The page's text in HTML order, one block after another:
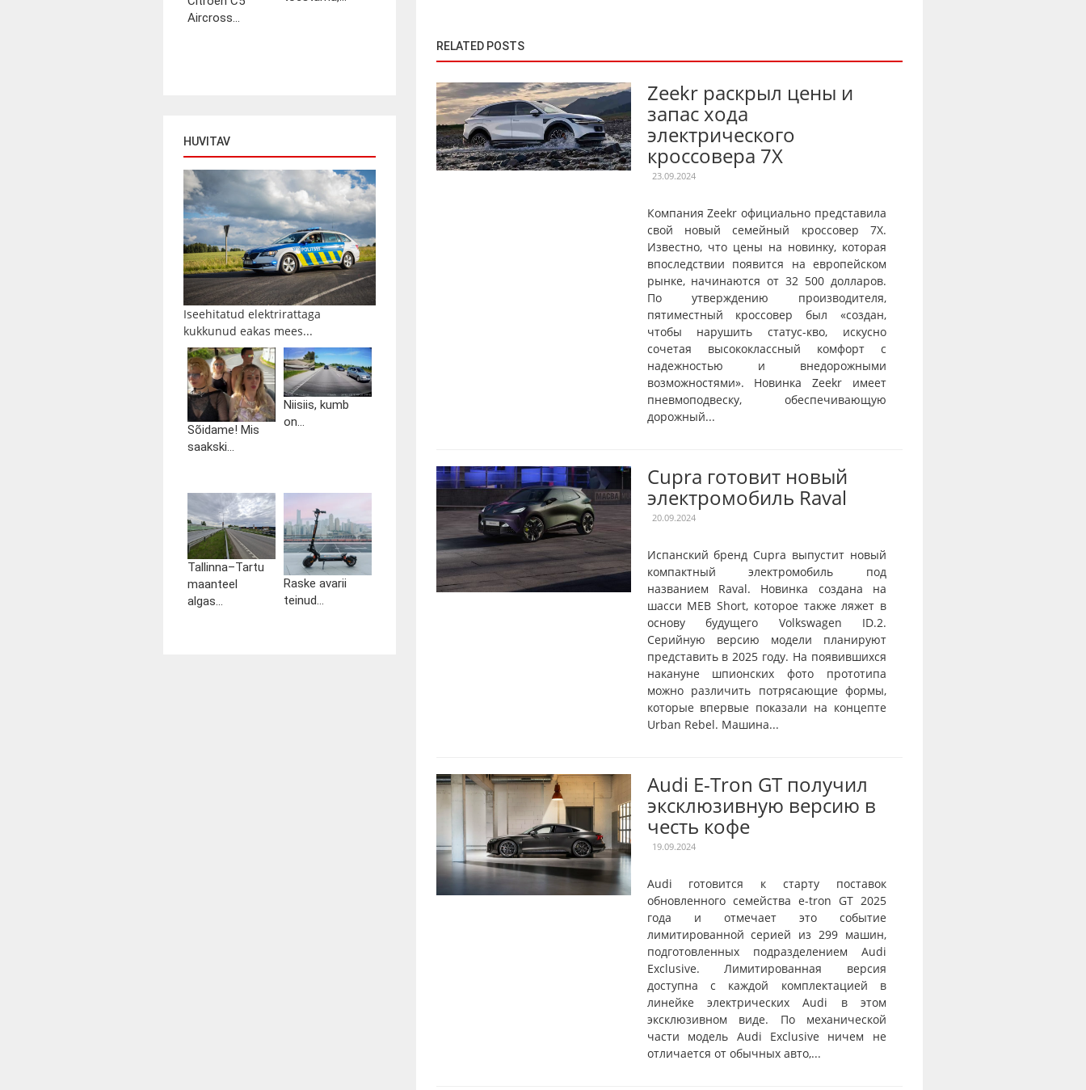
Aircross...
HUVITAV
Iseehitatud elektrirattaga
kukkunud eakas mees...
Sõidame! Mis
saakski...
Niisiis, kumb
on...
Tallinna–Tartu
maanteel
algas...
Raske avarii
teinud...
RELATED POSTS
Zeekr раскрыл цены и
запас хода
электрического
кроссовера 7X
23.09.2024
Компания Zeekr официально представила
свой новый семейный кроссовер 7X.
Известно, что цены на новинку, которая
впоследствии появится на европейском
рынке, начинаются от 32 500 долларов.
По утверждению производителя,
пятиместный кроссовер был «создан,
чтобы нарушить статус-кво, искусно
сочетая высококлассный комфорт с
надежностью и внедорожными
возможностями». Новинка Zeekr имеет
пневмоподвеску, обеспечивающую
дорожный...
Cupra готовит новый
электромобиль Raval
20.09.2024
Испанский бренд Cupra выпустит новый
компактный электромобиль под
названием Raval. Новинка создана на
шасси MEB Short, которое также ляжет в
основу будущего Volkswagen ID.2.
Серийную версию модели планируют
представить в 2025 году. На появившихся
накануне шпионских фото прототипа
можно различить потрясающие формы,
которые впервые показали на концепте
Urban Rebel. Машина...
Audi E-Tron GT получил
эксклюзивную версию в
честь кофе
19.09.2024
Audi готовится к старту поставок
обновленного семейства e-tron GT 2025
года и отмечает это событие
лимитированной серией из 299 машин,
подготовленных подразделением Audi
Exclusive. Лимитированная версия
доступна с каждой комплектацией в
линейке электрических Audi в этом
эксклюзивном виде. По механической
части модель Audi Exclusive ничем не
отличается от обычных авто,...